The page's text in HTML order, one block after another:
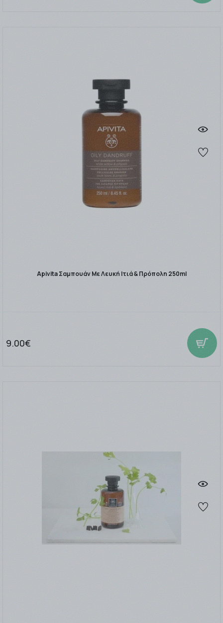
Apivita Σαμπουάν Με Λευκή Ιτιά & Πρόπολη 250ml
9.00€